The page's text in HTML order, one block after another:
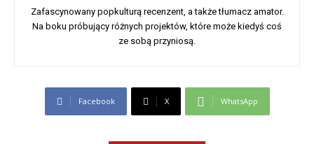
Zafascynowany popkulturą recenzent, a także tłumacz amator.
Na boku próbujący różnych projektów, które może kiedyś coś
ze sobą przyniosą.
Facebook X WhatsApp